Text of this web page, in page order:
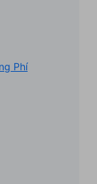
Phí